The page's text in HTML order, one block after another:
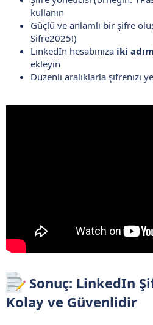
kullanın
Güçlü ve anlamlı bir şifre
Sifre2025!)
LinkedIn hesabınıza iki
ekleyin
Düzenli aralıklarla şifrenizi
Sonuç: LinkedIn
Kolay ve Güvenlidir